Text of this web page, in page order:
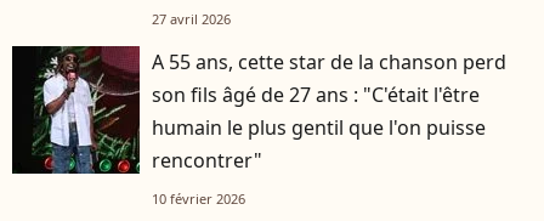
27 avril 2026
A 55 ans, cette star de la chanson perd
son fils âgé de 27 ans : "C'était l'être
humain le plus gentil que l'on puisse
rencontrer"
10 février 2026